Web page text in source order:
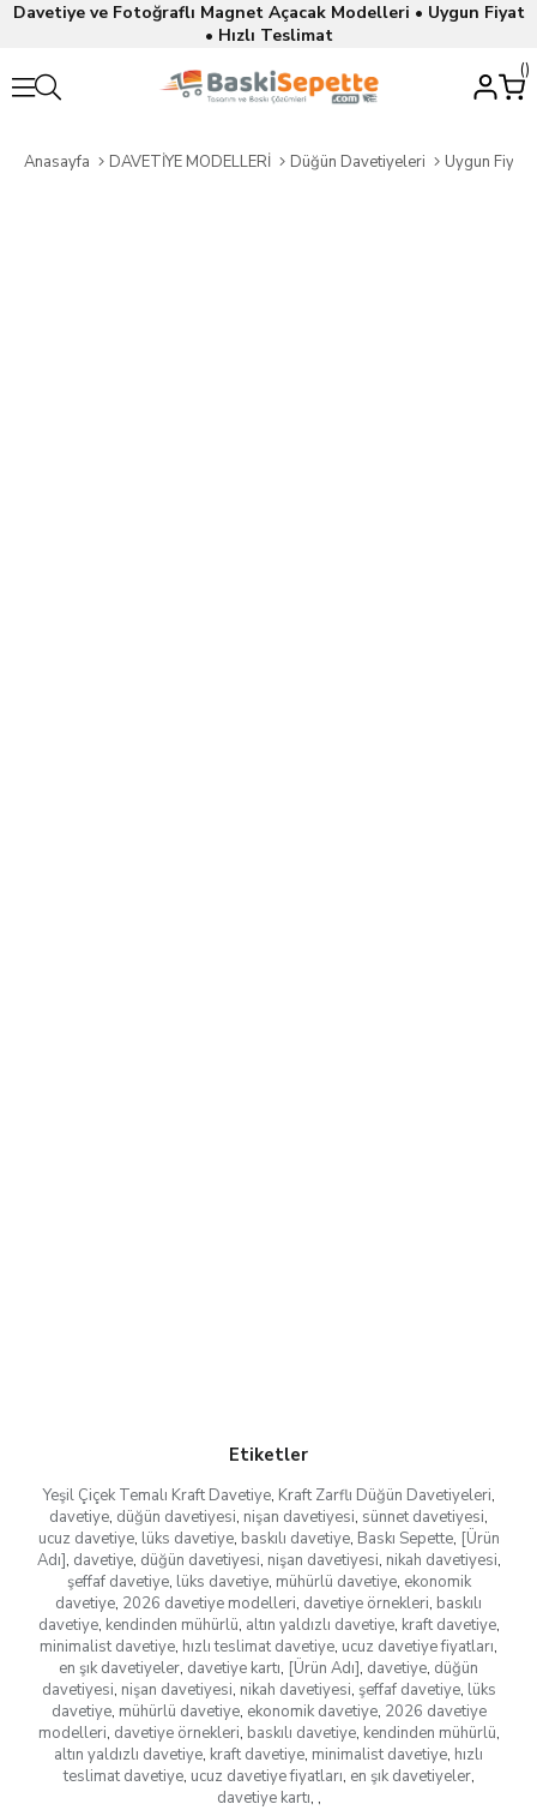
Davetiye ve Fotoğraflı Magnet Açacak Modelleri • Uygun Fiyat
• Hızlı Teslimat
Anasayfa DAVETİYE MODELLERİ Düğün Davetiyeleri Uygun
Etiketler
Yeşil Çiçek Temalı Kraft Davetiye, Kraft Zarflı Düğün Davetiyeleri,
davetiye, düğün davetiyesi, nişan davetiyesi, sünnet davetiyesi,
ucuz davetiye, lüks davetiye, baskılı davetiye, Baskı Sepette, [Ürün
Adı], davetiye, düğün davetiyesi, nişan davetiyesi, nikah davetiyesi,
şeffaf davetiye, lüks davetiye, mühürlü davetiye, ekonomik
davetiye, 2026 davetiye modelleri, davetiye örnekleri, baskılı
davetiye, kendinden mühürlü, altın yaldızlı davetiye, kraft davetiye,
minimalist davetiye, hızlı teslimat davetiye, ucuz davetiye fiyatları,
en şık davetiyeler, davetiye kartı, [Ürün Adı], davetiye, düğün
davetiyesi, nişan davetiyesi, nikah davetiyesi, şeffaf davetiye, lüks
davetiye, mühürlü davetiye, ekonomik davetiye, 2026 davetiye
modelleri, davetiye örnekleri, baskılı davetiye, kendinden mühürlü,
altın yaldızlı davetiye, kraft davetiye, minimalist davetiye, hızlı
teslimat davetiye, ucuz davetiye fiyatları, en şık davetiyeler,
davetiye kartı, ,